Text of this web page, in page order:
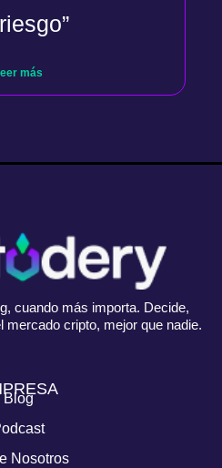
más
cuando más importa. Decide,
mercado cripto, mejor que nadie.
Blog
Nosotros